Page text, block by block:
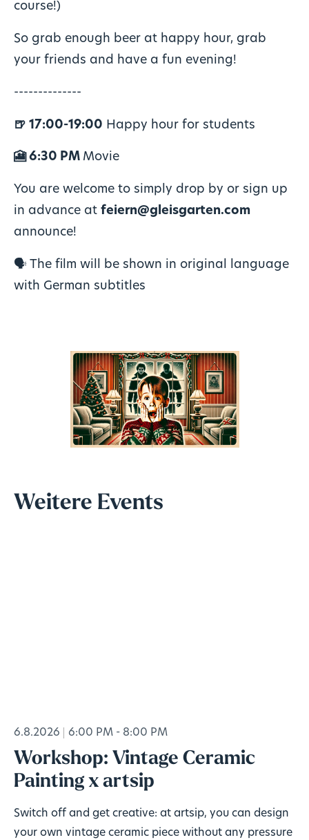
course!)
So grab enough beer at happy hour, grab
your friends and have a fun evening!
--------------
🍺 17:00-19:00 Happy hour for students
🎦 6:30 PM Movie
You are welcome to simply drop by or sign up
in advance at feiern@gleisgarten.com
announce!
🗣️ The film will be shown in original language
with German subtitles
Weitere Events
6.8.2026 6:00 PM - 8:00 PM
Workshop: Vintage Ceramic
Painting x artsip
Switch off and get creative: at artsip, you can design
your own vintage ceramic piece without any pressure